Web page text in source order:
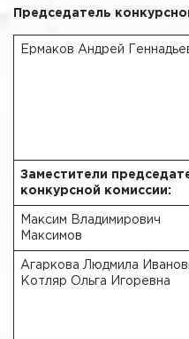
Председатель
Ермаков Андрей
Заместители
конкурсной комиссии:
Максим Владимирович
Максимов
Агаркова Людмила
Котляр Ольга Игоревна